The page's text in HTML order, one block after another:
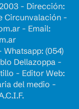
- Dirección:
Circunvalación -
- Email:
Whatsapp: (054)
Dellazoppa -
- Editor Web:
del medio -